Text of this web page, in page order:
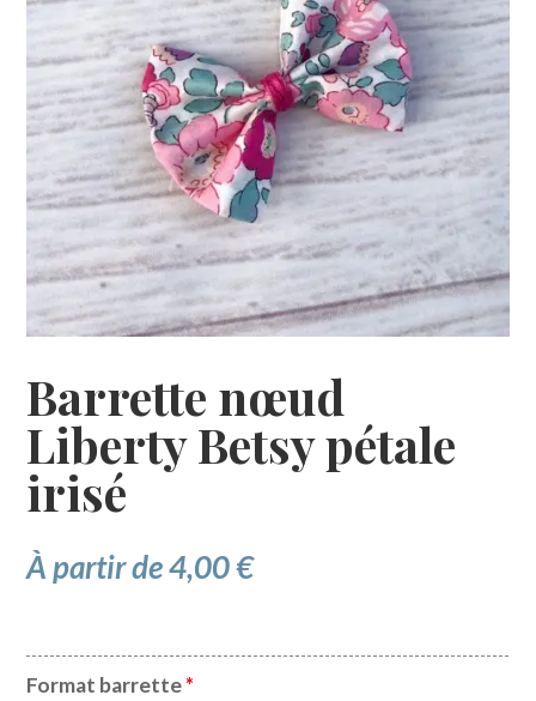
Barrette nœud
Liberty Betsy pétale
irisé
À partir de4,00€
Format barrette*